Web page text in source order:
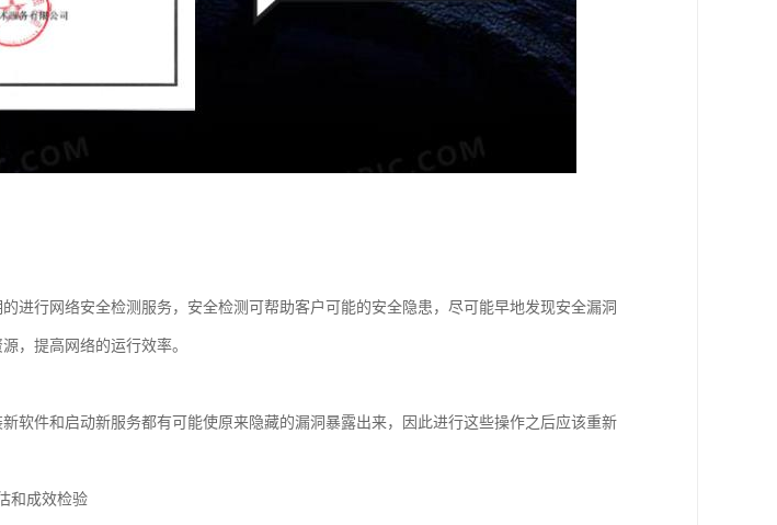
进行网络安全检测服务，安全检测可帮助客户可能的安全隐患，尽可能早地发现安全漏洞
，提高网络的运行效率。
软件和启动新服务都有可能使原来隐藏的漏洞暴露出来，因此进行这些操作之后应该重新
和成效检验